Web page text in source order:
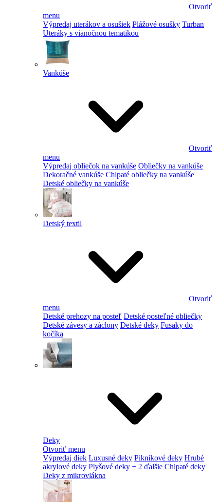
Otvoriť
menu
Výpredaj uterákov a osušiek Plážové osušky Turban
Uteráky s vianočnou tematikou
Vankúše
Otvoriť
menu
Výpredaj obliečok na vankúše Obliečky na vankúše
Dekoračné vankúše Chlpaté obliečky na vankúše
Detské obliečky na vankúše
Detský textil
Otvoriť
menu
Detské prehozy na posteľ Detské posteľné obliečky
Detské závesy a záclony Detské deky Fusaky do
kočíka
Deky
Otvoriť menu
Výpredaj diek Luxusné deky Piknikové deky Hrubé
akrylové deky Plyšové deky + 2 ďalšie Chlpaté deky
Deky z mikrovlákna